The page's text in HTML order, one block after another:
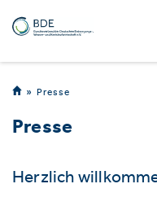
Presse
Presse
Herzlich